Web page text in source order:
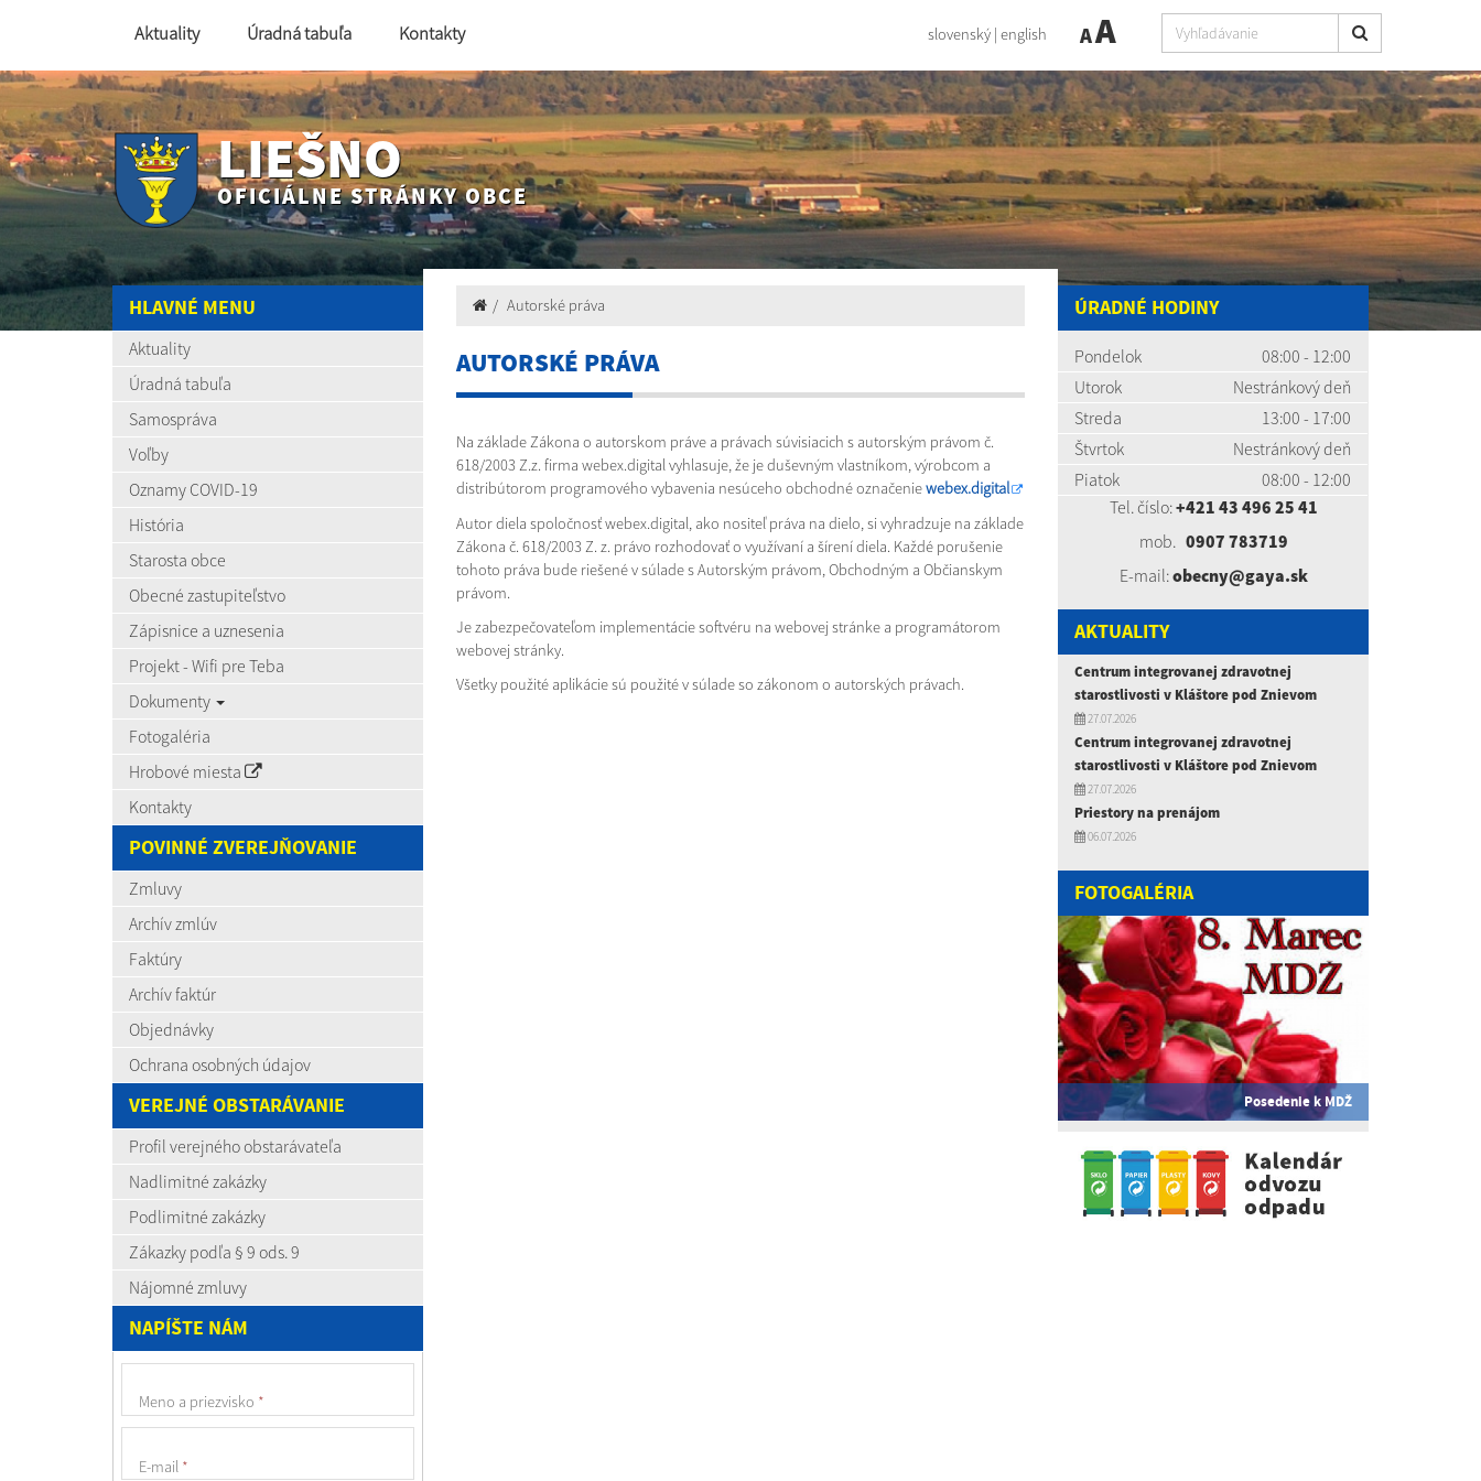
Aktuality Úradná tabuľa Kontakty slovenský| english AA
LIEŠNO
OFICIÁLNE STRÁNKY OBCE
HLAVNÉ MENU
Aktuality
Úradná tabuľa
Samospráva
Voľby
Oznamy COVID-19
História
Starosta obce
Obecné zastupiteľstvo
Zápisnice a uznesenia
Projekt - Wifi pre Teba
Dokumenty
Fotogaléria
Hrobové miesta
Kontakty
POVINNÉ ZVEREJŇOVANIE
Zmluvy
Archív zmlúv
Faktúry
Archív faktúr
Objednávky
Ochrana osobných údajov
VEREJNÉ OBSTARÁVANIE
Profil verejného obstarávateľa
Nadlimitné zakázky
Podlimitné zakázky
Zákazky podľa § 9 ods. 9
Nájomné zmluvy
NAPÍŠTE NÁM
Meno a priezvisko *
E-mail *
Autorské práva
AUTORSKÉ PRÁVA
Na základe Zákona o autorskom práve a právach súvisiacich s autorským právom č.
618/2003 Z.z. firma webex.digital vyhlasuje, že je duševným vlastníkom, výrobcom a
distribútorom programového vybavenia nesúceho obchodné označeniewebex.digital
Autor diela spoločnosť webex.digital, ako nositeľ práva na dielo, si vyhradzuje na základe
Zákona č. 618/2003 Z. z. právo rozhodovať o využívaní a šírení diela. Každé porušenie
tohoto práva bude riešené v súlade s Autorským právom, Obchodným a Občianskym
právom.
Je zabezpečovateľom implementácie softvéru na webovej stránke a programátorom
webovej stránky.
Všetky použité aplikácie sú použité v súlade so zákonom o autorských právach.
ÚRADNÉ HODINY
Pondelok
08:00 - 12:00
Utorok
Nestránkový deň
Streda
13:00 - 17:00
Štvrtok
Nestránkový deň
Piatok
08:00 - 12:00
Tel. číslo:+421 43 496 25 41
mob. 0907 783719
E-mail:obecny@gaya.sk
AKTUALITY
Centrum integrovanej zdravotnej
starostlivosti v Kláštore pod Znievom
27.07.2026
Centrum integrovanej zdravotnej
starostlivosti v Kláštore pod Znievom
27.07.2026
Priestory na prenájom
06.07.2026
FOTOGALÉRIA
Posedenie k MDŽ